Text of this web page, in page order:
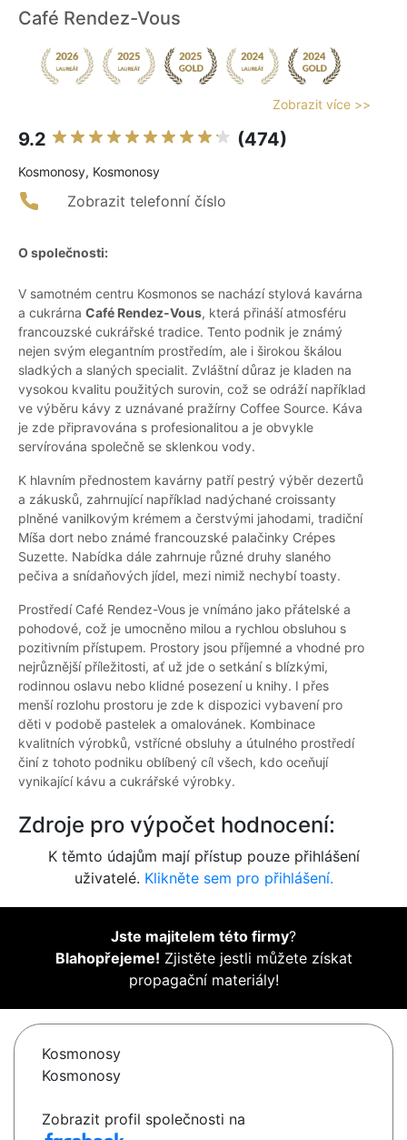
Café Rendez-Vous
Zobrazit více >>
9.2 (474)
Kosmonosy, Kosmonosy
Zobrazit telefonní číslo
O společnosti:
V samotném centru Kosmonos se nachází stylová kavárna
a cukrárna Café Rendez-Vous, která přináší atmosféru
francouzské cukrářské tradice. Tento podnik je známý
nejen svým elegantním prostředím, ale i širokou škálou
sladkých a slaných specialit. Zvláštní důraz je kladen na
vysokou kvalitu použitých surovin, což se odráží například
ve výběru kávy z uznávané pražírny Coffee Source. Káva
je zde připravována s profesionalitou a je obvykle
servírována společně se sklenkou vody.
K hlavním přednostem kavárny patří pestrý výběr dezertů
a zákusků, zahrnující například nadýchané croissanty
plněné vanilkovým krémem a čerstvými jahodami, tradiční
Míša dort nebo známé francouzské palačinky Crépes
Suzette. Nabídka dále zahrnuje různé druhy slaného
pečiva a snídaňových jídel, mezi nimiž nechybí toasty.
Prostředí Café Rendez-Vous je vnímáno jako přátelské a
pohodové, což je umocněno milou a rychlou obsluhou s
pozitivním přístupem. Prostory jsou příjemné a vhodné pro
nejrůznější příležitosti, ať už jde o setkání s blízkými,
rodinnou oslavu nebo klidné posezení u knihy. I přes
menší rozlohu prostoru je zde k dispozici vybavení pro
děti v podobě pastelek a omalovánek. Kombinace
kvalitních výrobků, vstřícné obsluhy a útulného prostředí
činí z tohoto podniku oblíbený cíl všech, kdo oceňují
vynikající kávu a cukrářské výrobky.
Zdroje pro výpočet hodnocení:
K těmto údajům mají přístup pouze přihlášení
uživatelé. Klikněte sem pro přihlášení.
Jste majitelem této firmy?
Blahopřejeme! Zjistěte jestli můžete získat
propagační materiály!
Kosmonosy
Kosmonosy
Zobrazit profil společnosti na